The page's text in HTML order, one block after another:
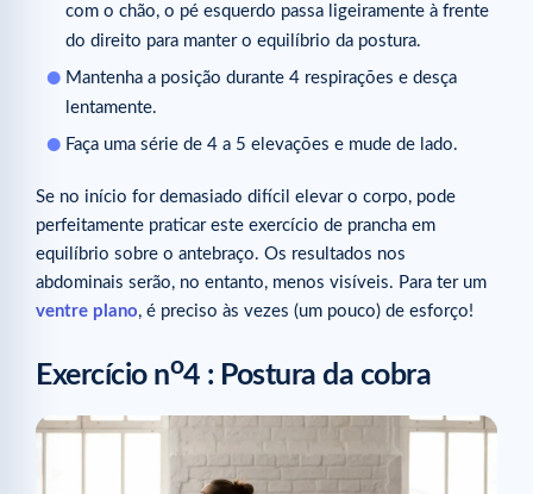
com o chão, o pé esquerdo passa ligeiramente à frente
do direito para manter o equilíbrio da postura.
Mantenha a posição durante 4 respirações e desça
lentamente.
Faça uma série de 4 a 5 elevações e mude de lado.
Se no início for demasiado difícil elevar o corpo, pode
perfeitamente praticar este exercício de prancha em
equilíbrio sobre o antebraço. Os resultados nos
abdominais serão, no entanto, menos visíveis. Para ter um
ventre plano, é preciso às vezes (um pouco) de esforço!
Exercício no4 : Postura da cobra